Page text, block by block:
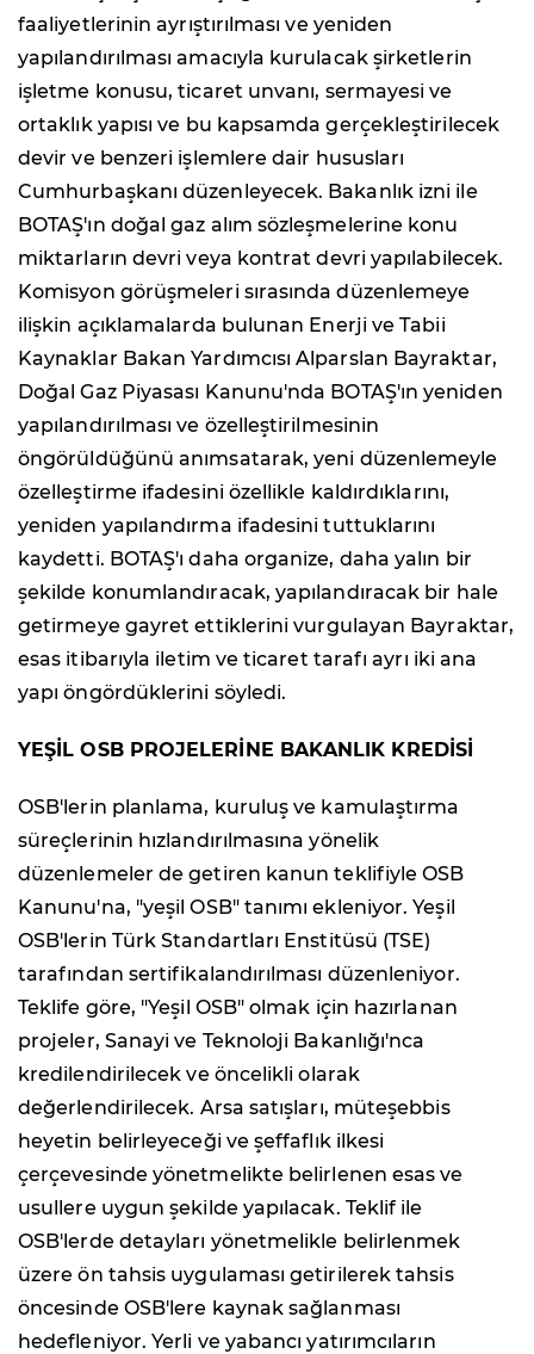
faaliyetlerinin ayrıştırılması ve yeniden
yapılandırılması amacıyla kurulacak şirketlerin
işletme konusu, ticaret unvanı, sermayesi ve
ortaklık yapısı ve bu kapsamda gerçekleştirilecek
devir ve benzeri işlemlere dair hususları
Cumhurbaşkanı düzenleyecek. Bakanlık izni ile
BOTAŞ'ın doğal gaz alım sözleşmelerine konu
miktarların devri veya kontrat devri yapılabilecek.
Komisyon görüşmeleri sırasında düzenlemeye
ilişkin açıklamalarda bulunan Enerji ve Tabii
Kaynaklar Bakan Yardımcısı Alparslan Bayraktar,
Doğal Gaz Piyasası Kanunu'nda BOTAŞ'ın yeniden
yapılandırılması ve özelleştirilmesinin
öngörüldüğünü anımsatarak, yeni düzenlemeyle
özelleştirme ifadesini özellikle kaldırdıklarını,
yeniden yapılandırma ifadesini tuttuklarını
kaydetti. BOTAŞ'ı daha organize, daha yalın bir
şekilde konumlandıracak, yapılandıracak bir hale
getirmeye gayret ettiklerini vurgulayan Bayraktar,
esas itibarıyla iletim ve ticaret tarafı ayrı iki ana
yapı öngördüklerini söyledi.
YEŞİL OSB PROJELERİNE BAKANLIK KREDİSİ
OSB'lerin planlama, kuruluş ve kamulaştırma
süreçlerinin hızlandırılmasına yönelik
düzenlemeler de getiren kanun teklifiyle OSB
Kanunu'na, "yeşil OSB" tanımı ekleniyor. Yeşil
OSB'lerin Türk Standartları Enstitüsü (TSE)
tarafından sertifikalandırılması düzenleniyor.
Teklife göre, "Yeşil OSB" olmak için hazırlanan
projeler, Sanayi ve Teknoloji Bakanlığı'nca
kredilendirilecek ve öncelikli olarak
değerlendirilecek. Arsa satışları, müteşebbis
heyetin belirleyeceği ve şeffaflık ilkesi
çerçevesinde yönetmelikte belirlenen esas ve
usullere uygun şekilde yapılacak. Teklif ile
OSB'lerde detayları yönetmelikle belirlenmek
üzere ön tahsis uygulaması getirilerek tahsis
öncesinde OSB'lere kaynak sağlanması
hedefleniyor. Yerli ve yabancı yatırımcıların